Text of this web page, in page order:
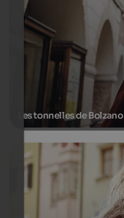
Les tonnelles de Bolzano